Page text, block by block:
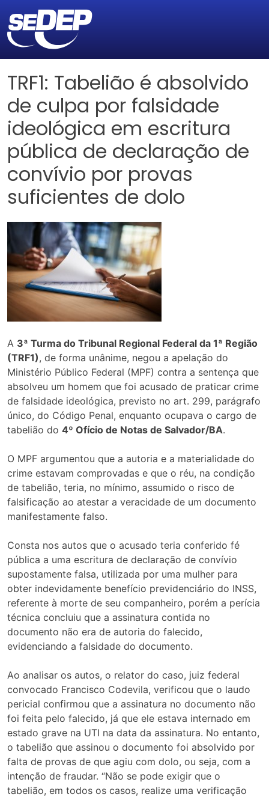
TRF1: Tabelião é absolvido
de culpa por falsidade
ideológica em escritura
pública de declaração de
convívio por provas
suficientes de dolo
A 3ª Turma do Tribunal Regional Federal da 1ª Região
(TRF1), de forma unânime, negou a apelação do
Ministério Público Federal (MPF) contra a sentença que
absolveu um homem que foi acusado de praticar crime
de falsidade ideológica, previsto no art. 299, parágrafo
único, do Código Penal, enquanto ocupava o cargo de
tabelião do 4º Ofício de Notas de Salvador/BA.
O MPF argumentou que a autoria e a materialidade do
crime estavam comprovadas e que o réu, na condição
de tabelião, teria, no mínimo, assumido o risco de
falsificação ao atestar a veracidade de um documento
manifestamente falso.
Consta nos autos que o acusado teria conferido fé
pública a uma escritura de declaração de convívio
supostamente falsa, utilizada por uma mulher para
obter indevidamente benefício previdenciário do INSS,
referente à morte de seu companheiro, porém a perícia
técnica concluiu que a assinatura contida no
documento não era de autoria do falecido,
evidenciando a falsidade do documento.
Ao analisar os autos, o relator do caso, juiz federal
convocado Francisco Codevila, verificou que o laudo
pericial confirmou que a assinatura no documento não
foi feita pelo falecido, já que ele estava internado em
estado grave na UTI na data da assinatura. No entanto,
o tabelião que assinou o documento foi absolvido por
falta de provas de que agiu com dolo, ou seja, com a
intenção de fraudar. “Não se pode exigir que o
tabelião, em todos os casos, realize uma verificação